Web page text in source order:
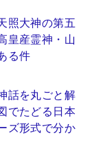
照大神の第五
皇産霊神・山
る件
話を丸ごと解
でたどる日本
ズ形式で分か